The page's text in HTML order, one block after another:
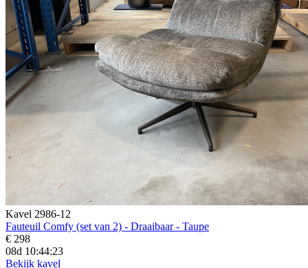
Kavel 2986-12
Fauteuil Comfy (set van 2) - Draaibaar - Taupe
€ 298
08d 10:44:21
Bekijk kavel